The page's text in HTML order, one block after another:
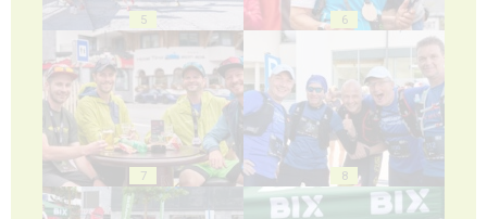
5 6
7 8